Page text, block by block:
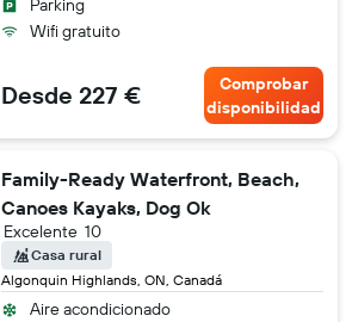
Wifi gratuito
Desde 227 €
Comprobar
disponibilidad
Family-Ready Waterfront, Beach,
Canoes Kayaks, Dog Ok
Algonquin Highlands, ON, Canadá
10
Excelente
Casa rural
Aire acondicionado